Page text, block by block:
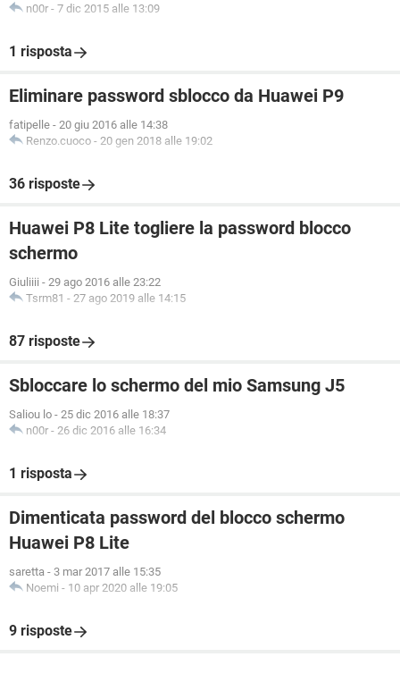
n00r - 7 dic 2015 alle 13:09
1 risposta
Eliminare password sblocco da Huawei P9
fatipelle - 20 giu 2016 alle 14:38
Renzo.cuoco - 20 gen 2018 alle 19:02
36 risposte
Huawei P8 Lite togliere la password blocco
schermo
Giuliiii - 29 ago 2016 alle 23:22
Tsrm81 - 27 ago 2019 alle 14:15
87 risposte
Sbloccare lo schermo del mio Samsung J5
Saliou lo - 25 dic 2016 alle 18:37
n00r - 26 dic 2016 alle 16:34
1 risposta
Dimenticata password del blocco schermo
Huawei P8 Lite
saretta - 3 mar 2017 alle 15:35
Noemi - 10 apr 2020 alle 19:05
9 risposte